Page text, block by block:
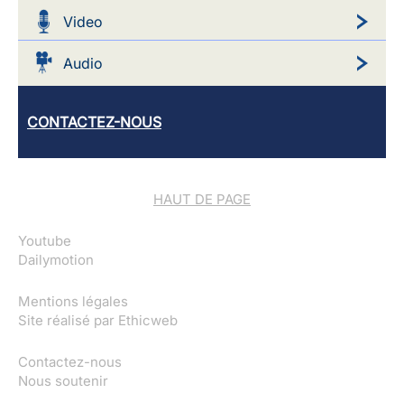
Video
Audio
CONTACTEZ-NOUS
HAUT DE PAGE
Youtube
Dailymotion
Mentions légales
Site réalisé par Ethicweb
Contactez-nous
Nous soutenir